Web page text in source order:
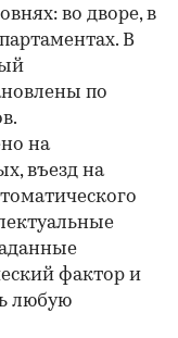
во дворе, в
В
по
на
въезд на
фактор и
любую